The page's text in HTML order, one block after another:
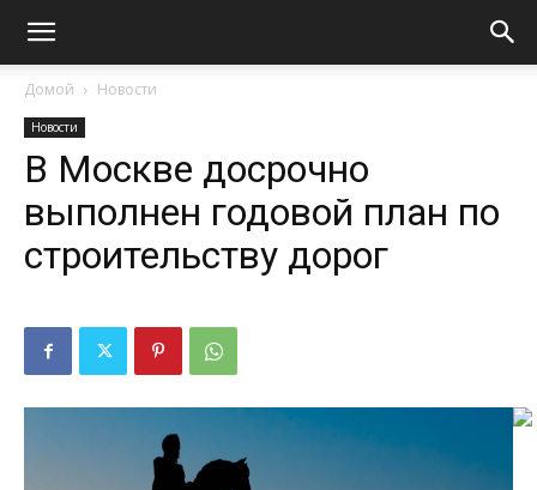
Домой Новости
Новости
В Москве досрочно
выполнен годовой план по
строительству дорог